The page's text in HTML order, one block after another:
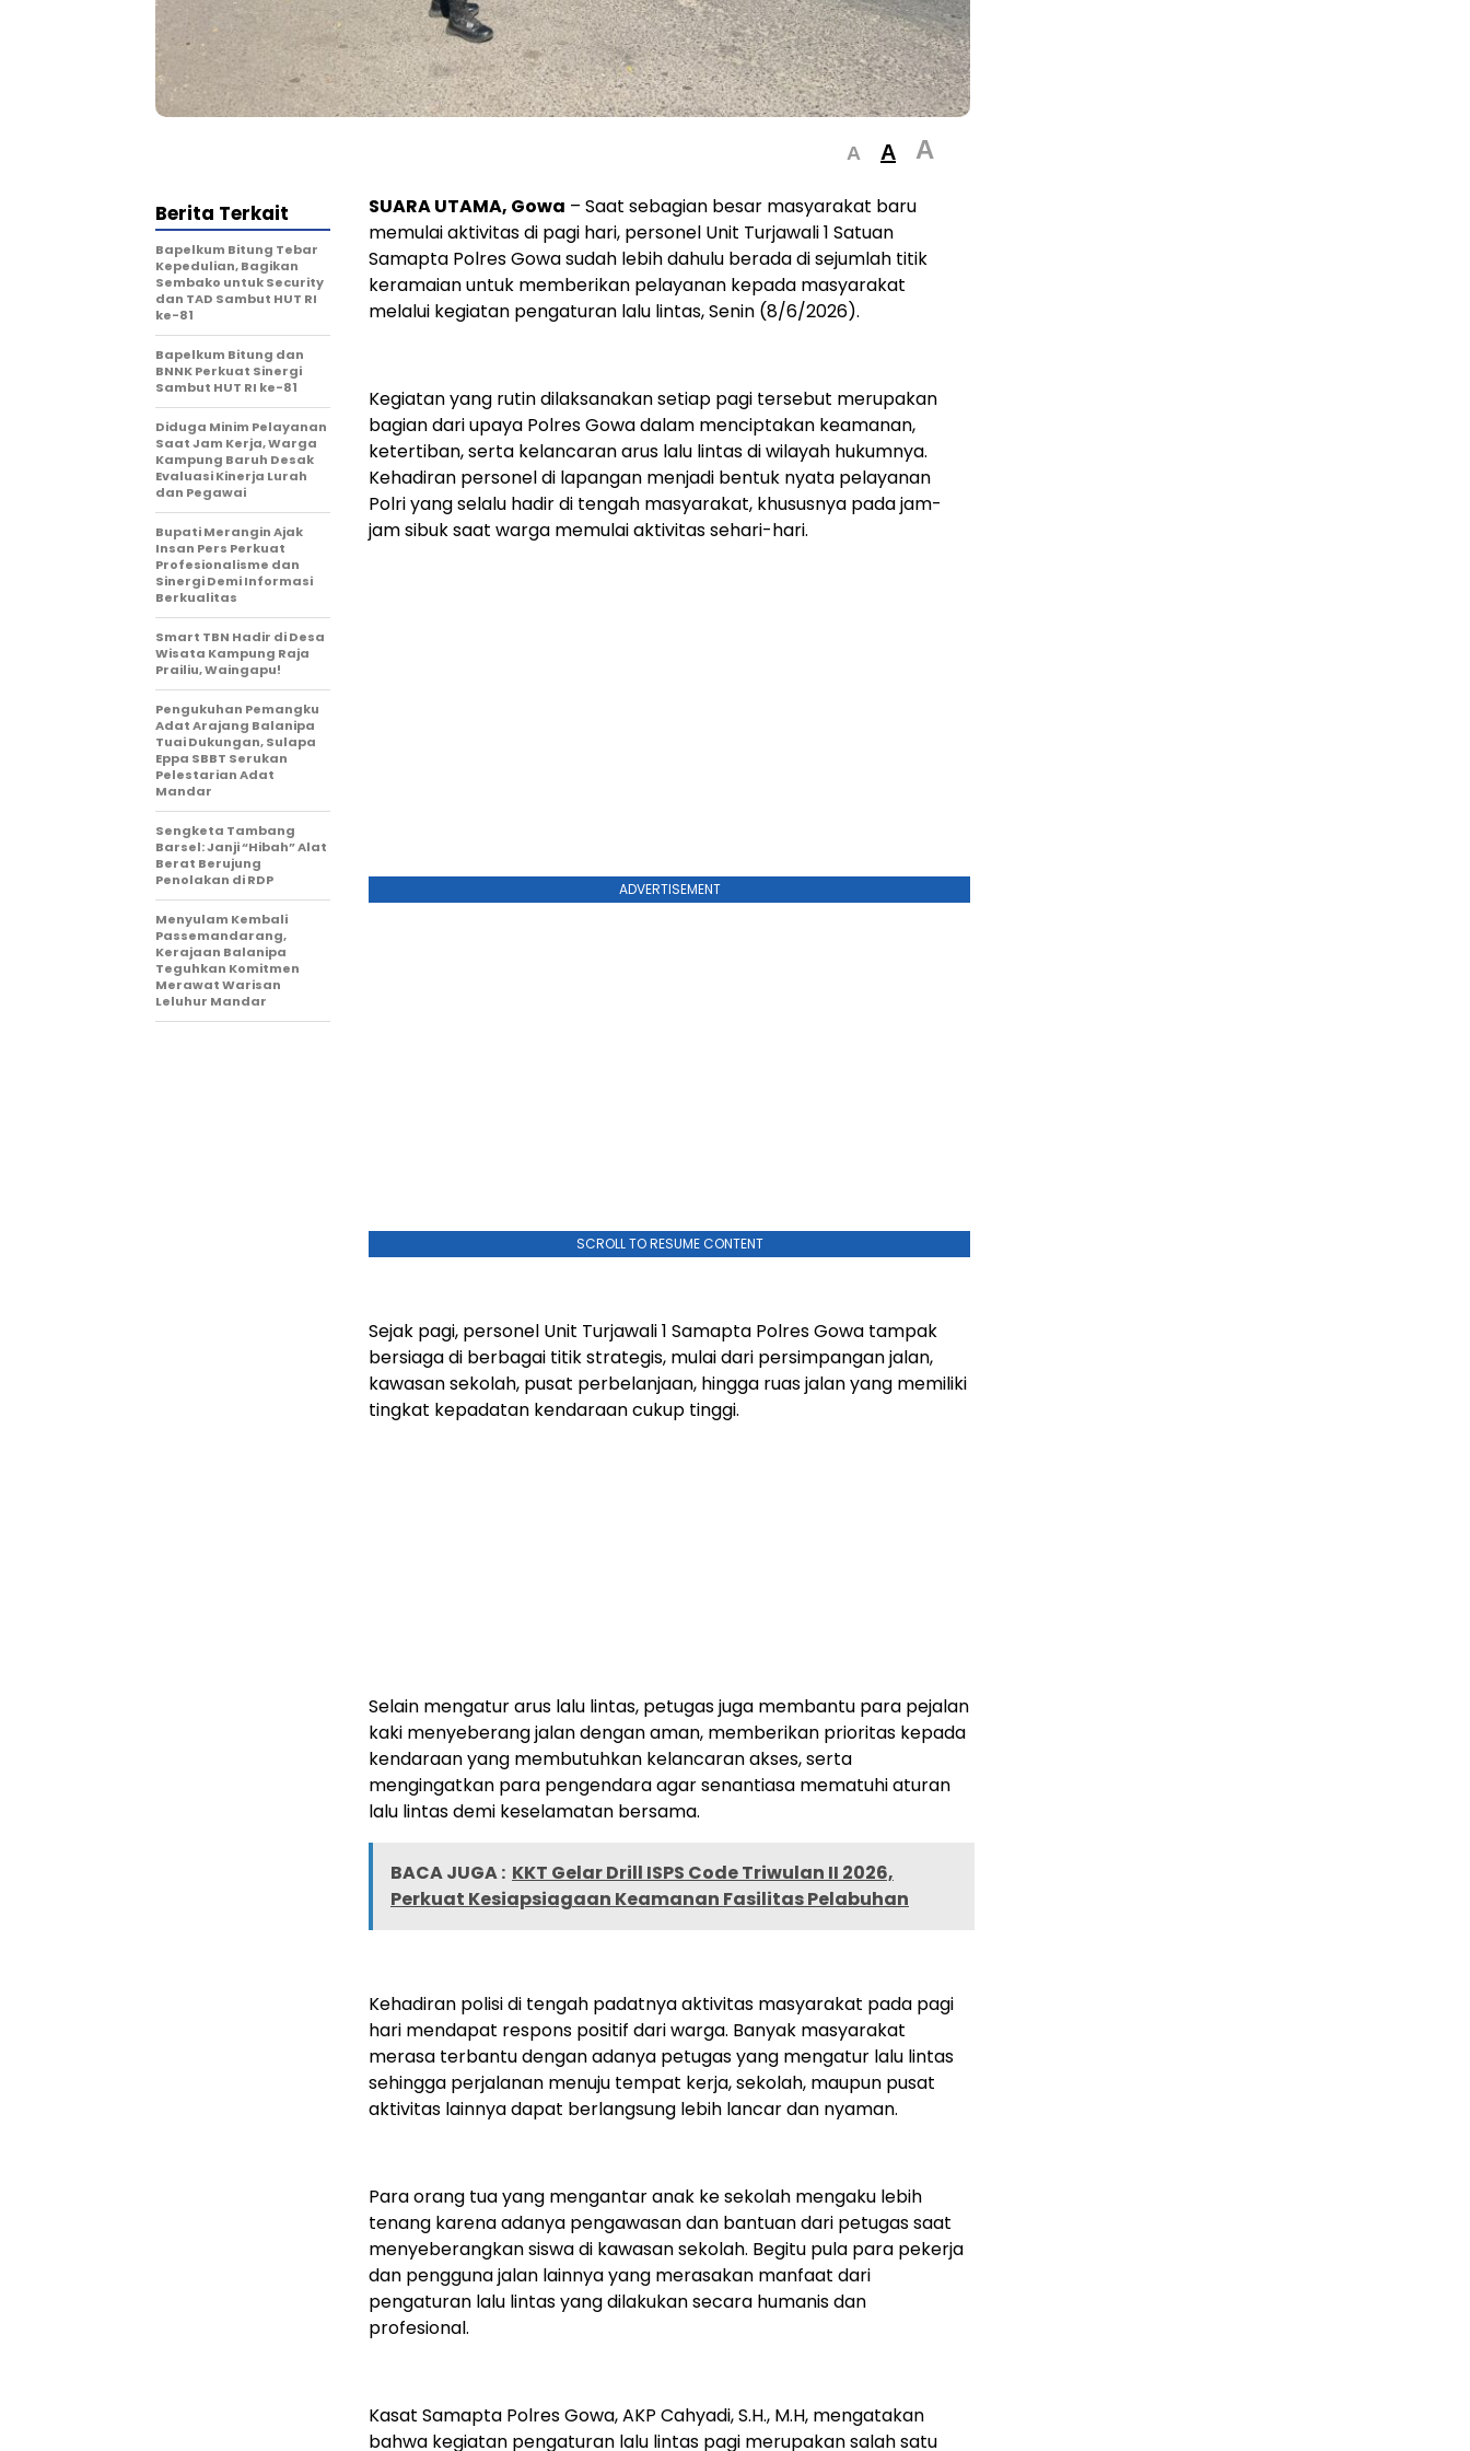
A A A
SUARA UTAMA, Gowa – Saat sebagian besar masyarakat baru
memulai aktivitas di pagi hari, personel Unit Turjawali 1 Satuan
Samapta Polres Gowa sudah lebih dahulu berada di sejumlah titik
keramaian untuk memberikan pelayanan kepada masyarakat
melalui kegiatan pengaturan lalu lintas, Senin (8/6/2026).
Kegiatan yang rutin dilaksanakan setiap pagi tersebut merupakan
bagian dari upaya Polres Gowa dalam menciptakan keamanan,
ketertiban, serta kelancaran arus lalu lintas di wilayah hukumnya.
Kehadiran personel di lapangan menjadi bentuk nyata pelayanan
Polri yang selalu hadir di tengah masyarakat, khususnya pada jam-
jam sibuk saat warga memulai aktivitas sehari-hari.
ADVERTISEMENT
SCROLL TO RESUME CONTENT
Sejak pagi, personel Unit Turjawali 1 Samapta Polres Gowa tampak
bersiaga di berbagai titik strategis, mulai dari persimpangan jalan,
kawasan sekolah, pusat perbelanjaan, hingga ruas jalan yang memiliki
tingkat kepadatan kendaraan cukup tinggi.
Selain mengatur arus lalu lintas, petugas juga membantu para pejalan
kaki menyeberang jalan dengan aman, memberikan prioritas kepada
kendaraan yang membutuhkan kelancaran akses, serta
mengingatkan para pengendara agar senantiasa mematuhi aturan
lalu lintas demi keselamatan bersama.
BACA JUGA : KKT Gelar Drill ISPS Code Triwulan II 2026,
Perkuat Kesiapsiagaan Keamanan Fasilitas Pelabuhan
Kehadiran polisi di tengah padatnya aktivitas masyarakat pada pagi
hari mendapat respons positif dari warga. Banyak masyarakat
merasa terbantu dengan adanya petugas yang mengatur lalu lintas
sehingga perjalanan menuju tempat kerja, sekolah, maupun pusat
aktivitas lainnya dapat berlangsung lebih lancar dan nyaman.
Para orang tua yang mengantar anak ke sekolah mengaku lebih
tenang karena adanya pengawasan dan bantuan dari petugas saat
menyeberangkan siswa di kawasan sekolah. Begitu pula para pekerja
dan pengguna jalan lainnya yang merasakan manfaat dari
pengaturan lalu lintas yang dilakukan secara humanis dan
profesional.
Kasat Samapta Polres Gowa, AKP Cahyadi, S.H., M.H, mengatakan
bahwa kegiatan pengaturan lalu lintas pagi merupakan salah satu
Berita Terkait
Bapelkum Bitung Tebar
Kepedulian, Bagikan
Sembako untuk Security
dan TAD Sambut HUT RI
ke-81
Bapelkum Bitung dan
BNNK Perkuat Sinergi
Sambut HUT RI ke-81
Diduga Minim Pelayanan
Saat Jam Kerja, Warga
Kampung Baruh Desak
Evaluasi Kinerja Lurah
dan Pegawai
Bupati Merangin Ajak
Insan Pers Perkuat
Profesionalisme dan
Sinergi Demi Informasi
Berkualitas
Smart TBN Hadir di Desa
Wisata Kampung Raja
Prailiu, Waingapu!
Pengukuhan Pemangku
Adat Arajang Balanipa
Tuai Dukungan, Sulapa
Eppa SBBT Serukan
Pelestarian Adat
Mandar
Sengketa Tambang
Barsel: Janji “Hibah” Alat
Berat Berujung
Penolakan di RDP
Menyulam Kembali
Passemandarang,
Kerajaan Balanipa
Teguhkan Komitmen
Merawat Warisan
Leluhur Mandar